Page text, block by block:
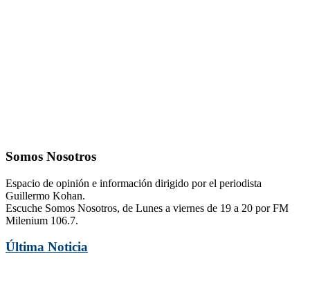
Somos Nosotros
Espacio de opinión e información dirigido por el periodista
Guillermo Kohan.
Escuche Somos Nosotros, de Lunes a viernes de 19 a 20 por FM
Milenium 106.7.
Última Noticia